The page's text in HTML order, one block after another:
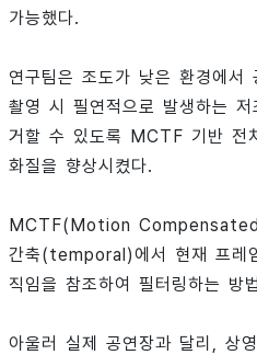
가능했다.
연구팀은 조도가 낮은 환경에서
촬영 시 필연적으로 발생하는
거할 수 있도록 MCTF 기반 전
화질을 향상시켰다.
MCTF(Motion
간축(temporal)에서 현재 프레
직임을 참조하여 필터링하는 방
아울러 실제 공연장과 달리, 상